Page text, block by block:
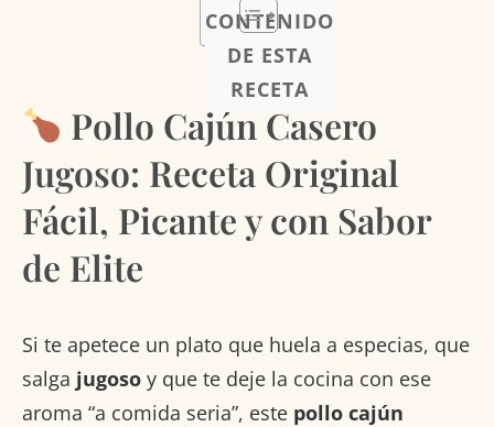
CONTENIDO
DE ESTA
RECETA
Pollo Cajún Casero
Jugoso: Receta Original
Fácil, Picante y con Sabor
de Elite
Si te apetece un plato que huela a especias, que
salga jugoso y que te deje la cocina con ese
aroma “a comida seria”, este pollo cajún